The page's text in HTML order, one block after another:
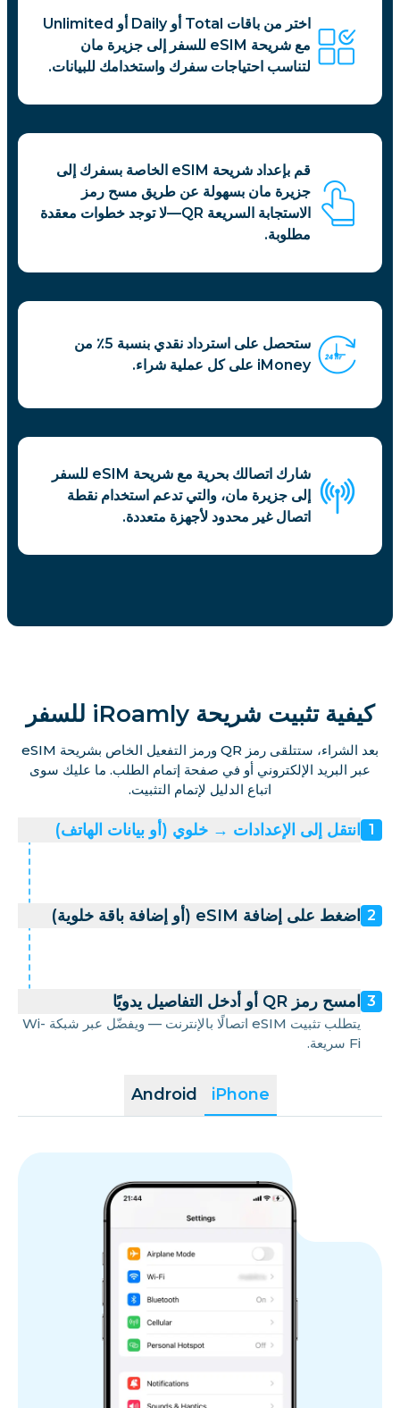
اختر من باقات Total أو Daily أو Unlimited
مع شريحة eSIM للسفر إلى جزيرة مان
لتناسب احتياجات سفرك واستخدامك للبيانات.
قم بإعداد شريحة eSIM الخاصة بسفرك إلى
جزيرة مان بسهولة عن طريق مسح رمز
الاستجابة السريعة QR—لا توجد خطوات معقدة
مطلوبة.
ستحصل على استرداد نقدي بنسبة 5٪ من
iMoney على كل عملية شراء.
شارك اتصالك بحرية مع شريحة eSIM للسفر
إلى جزيرة مان، والتي تدعم استخدام نقطة
اتصال غير محدود لأجهزة متعددة.
كيفية تثبيت شريحة iRoamly للسفر
بعد الشراء، ستتلقى رمز QR ورمز التفعيل الخاص بشريحة eSIM
عبر البريد الإلكتروني أو في صفحة إتمام الطلب. ما عليك سوى
اتباع الدليل لإتمام التثبيت.
iPhone
Android
1 انتقل إلى الإعدادات → خلوي (أو بيانات الهاتف)
2 اضغط على إضافة eSIM (أو إضافة باقة خلوية)
3 امسح رمز QR أو أدخل التفاصيل يدويًا
يتطلب تثبيت eSIM اتصالًا بالإنترنت — ويفضّل عبر شبكة Wi-
Fi سريعة.